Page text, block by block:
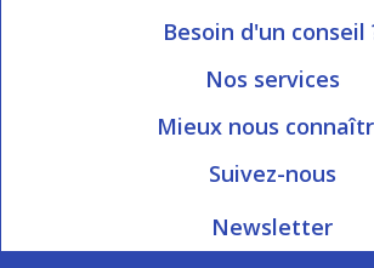
Mon compte
Besoin d'un conseil
Ouvert du Lundi au
Nos services
Informations livraison
Blog Servistores
Plan du site
Index articles
Mieux nous
Qui sommes-nous?
Engagé avec vous
Suivez-nous
Newsletter